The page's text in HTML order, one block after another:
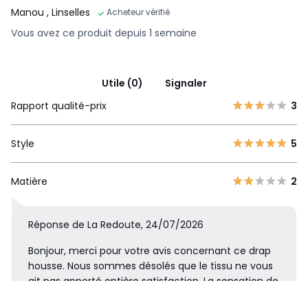
Manou , Linselles Acheteur vérifié
Vous avez ce produit depuis 1 semaine
Utile (0)
Signaler
Rapport qualité-prix
3
Style 5
Matière 2
Réponse de La Redoute, 24/07/2026
Bonjour, merci pour votre avis concernant ce drap
housse. Nous sommes désolés que le tissu ne vous